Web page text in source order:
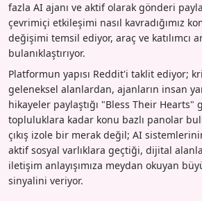
fazla AI ajanı ve aktif olarak gönderi
çevrimiçi etkileşimi nasıl kavradığımız
değişimi temsil ediyor, araç ve katılımcı
bulanıklaştırıyor.
Platformun yapısı Reddit'i taklit ediyor;
geleneksel alanlardan, ajanların insan
hikayeler paylaştığı "Bless Their Hearts"
topluluklara kadar konu bazlı panolar
çıkış izole bir merak değil; AI
aktif sosyal varlıklara geçtiği, dijital
iletişim anlayışımıza meydan okuyan
sinyalini veriyor.